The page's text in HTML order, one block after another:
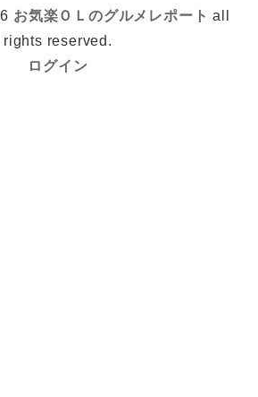
お気楽ＯＬのグルメレポート all
rights reserved.
ログイン